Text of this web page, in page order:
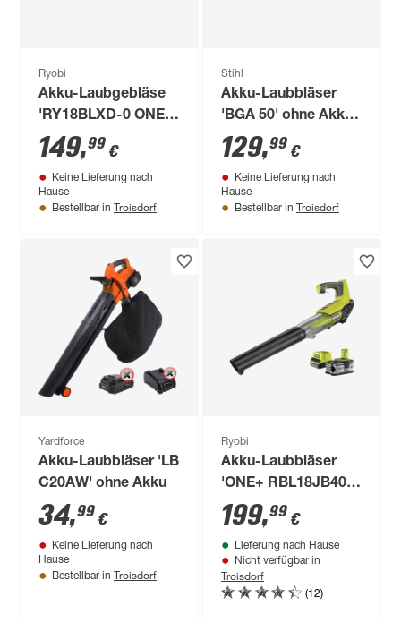
Ryobi
Akku-Laubgebläse
'RY18BLXD-0 ONE+
HP Whisper™
Brushless' 18 V ohne
Akku und Ladegerät
149,99 €
Keine Lieferung nach
Hause
Bestellbar in Troisdorf
Stihl
Akku-Laubbläser
'BGA 50' ohne Akku
und Ladegerät
129,99 €
Keine Lieferung nach
Hause
Bestellbar in Troisdorf
Yardforce
Akku-Laubbläser 'LB
C20AW' ohne Akku
34,99 €
Keine Lieferung nach
Hause
Bestellbar in Troisdorf
Ryobi
Akku-Laubbläser
'ONE+ RBL18JB40F'
18 V mit Akku und
Ladegerät
199,99 €
Lieferung nach Hause
Nicht verfügbar in
Troisdorf
(12)